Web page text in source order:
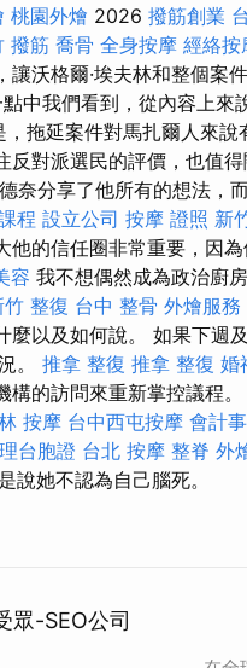
桃園外燴 2026 撥筋創業
撥筋 喬骨 全身按摩 經絡按
沃格爾·埃夫林和整個案
中我們看到，從內容上來
拖延案件對馬扎爾人來說
反對派選民的評價，也值
奈分享了他所有的想法，
程 設立公司 按摩 證照 新
的信任圈非常重要，因
容 我不想偶然成為政治廚
竹 整復 台中 整骨 外燴服務
麼以及如何說。 如果下週
。 推拿 整復 推拿 整復 婚
的訪問來重新掌控議程。
按摩 台中西屯按摩 會計
台胞證 台北 按摩 整脊 外
說她不認為自己腦死。
眾-SEO公司